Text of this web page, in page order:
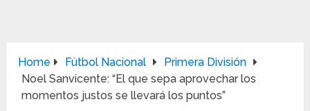
Home Fútbol Nacional
Primera División
Noel Sanvicente: “El que sepa aprovechar los
momentos justos se llevará los puntos”